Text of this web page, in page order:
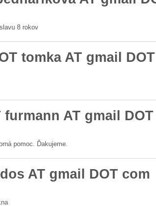
8 rokov
tomka AT gmail
furmann AT gmail
pomoc. Ďakujeme.
AT gmail DOT com